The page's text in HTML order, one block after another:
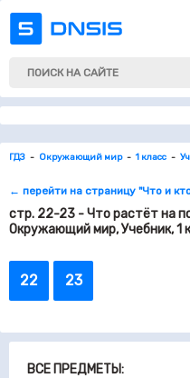
ВСЕ ПРЕДМЕТЫ:
ГДЗ Окружающий мир 1 класс
← перейти на страницу "Что и
стр. 22-23 - Что растёт на
Окружающий мир, Учебник, 1
22 23